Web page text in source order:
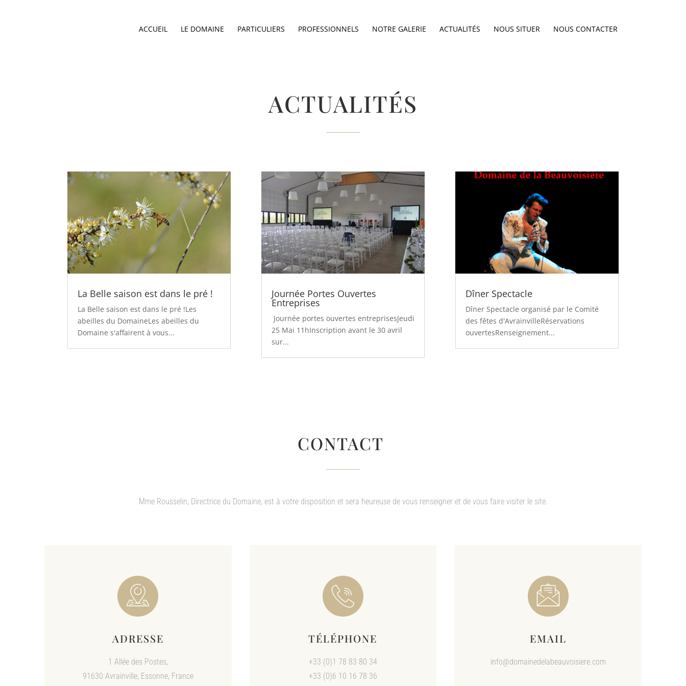
ACCUEIL LE DOMAINE PARTICULIERS PROFESSIONNELS NOTRE GALERIE ACTUALITÉS NOUS SITUER NOUS CONTACTER
ACTUALITÉS
La Belle saison est dans le pré !
La Belle saison est dans le pré !Les
abeilles du DomaineLes abeilles du
Domaine s'affairent à vous...
Journée Portes Ouvertes
Entreprises
Journée portes ouvertes entreprisesJeudi
25 Mai 11hInscription avant le 30 avril
sur...
Dîner Spectacle
Dîner Spectacle organisé par le Comité
des fêtes d'AvrainvilleRéservations
ouvertesRenseignement...
CONTACT
Mme Rousselin, Directrice du Domaine, est à votre disposition et sera heureuse de vous renseigner et de vous faire visiter le site.
ADRESSE
1 Allée des Postes,
91630 Avrainville, Essonne, France
TÉLÉPHONE
+33 (0)1 78 83 80 34
+33 (0)6 10 16 78 36
EMAIL
info@domainedelabeauvoisiere.com